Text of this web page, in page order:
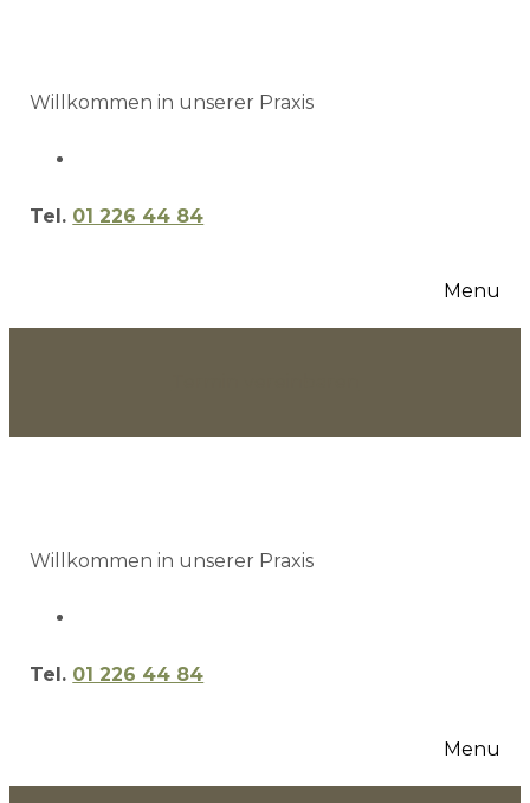
Willkommen in unserer Praxis
Tel. 01 226 44 84
Menu
Willkommen in unserer Praxis
Tel. 01 226 44 84
Menu